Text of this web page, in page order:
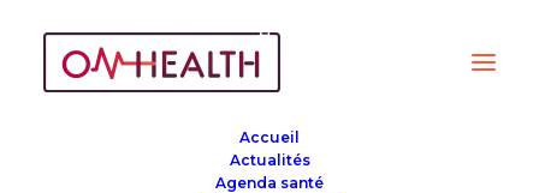
Accueil
Actualités
Agenda santé